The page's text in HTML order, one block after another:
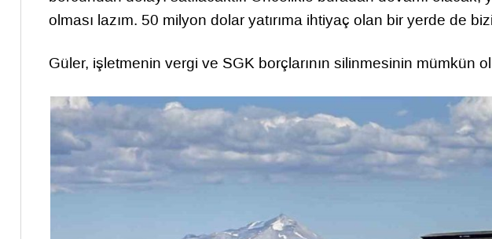
olması lazım. 50 milyon dolar yatırıma ihtiyaç olan bir yerde de
Güler, işletmenin vergi ve SGK borçlarının silinmesinin mümkün